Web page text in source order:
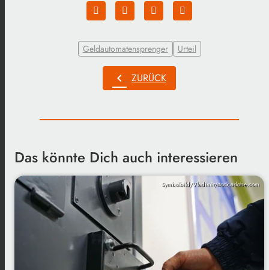
Geldautomatensprenger Urteil
chevron_left ZURÜCK
Das könnte Dich auch interessieren
Symbolbild/Vladimir/stock.adobe.com